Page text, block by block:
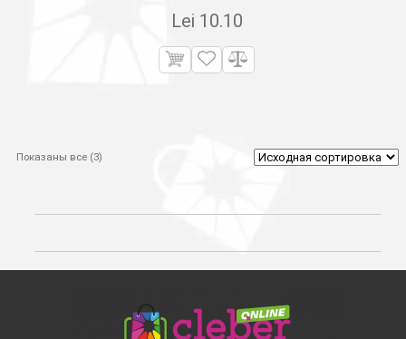
Lei 10.10
Показаны все (3)